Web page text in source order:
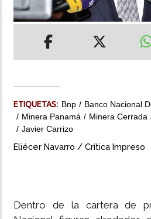
ETIQUETAS: Bnp Banco Nacional
Minera Panamá
Minera Cerrada
Javier Carrizo
Eliécer Navarro / Crítica Impreso
Dentro de la cartera de